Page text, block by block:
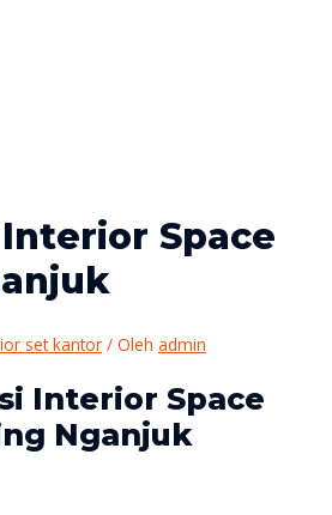
Space
set kantor / Oleh admin
Interior Space
Nganjuk